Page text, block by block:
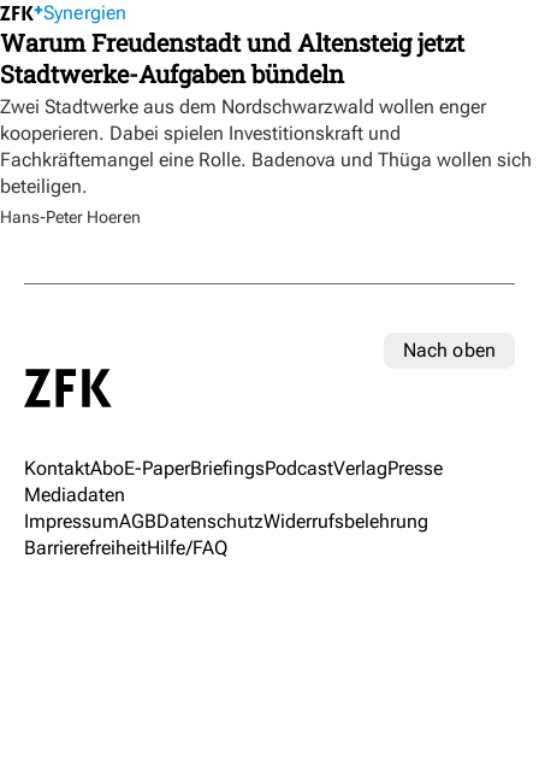
Synergien
Warum Freudenstadt und Altensteig jetzt
Stadtwerke-Aufgaben bündeln
Zwei Stadtwerke aus dem Nordschwarzwald wollen enger
kooperieren. Dabei spielen Investitionskraft und
Fachkräftemangel eine Rolle. Badenova und Thüga wollen sich
beteiligen.
Hans-Peter Hoeren
Nach oben
KontaktAboE-PaperBriefingsPodcastVerlagPresse
Mediadaten
ImpressumAGBDatenschutzWiderrufsbelehrung
BarrierefreiheitHilfe/FAQ